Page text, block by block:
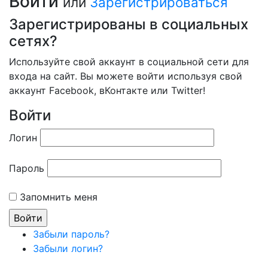
Зарегистрированы в социальных
сетях?
Используйте свой аккаунт в социальной сети для
входа на сайт. Вы можете войти используя свой
аккаунт Facebook, вКонтакте или Twitter!
Войти
Логин
Пароль
Запомнить меня
Забыли пароль?
Забыли логин?